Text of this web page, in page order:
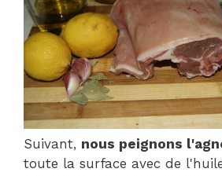
Suivant, nous peignons
toute la surface avec de